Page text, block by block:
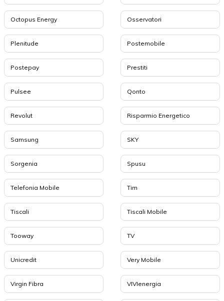
Octopus Energy Osservatori
Plenitude Postemobile
Postepay Prestiti
Pulsee Qonto
Revolut Risparmio Energetico
Samsung SKY
Sorgenia Spusu
Telefonia Mobile Tim
Tiscali Tiscali Mobile
Tooway TV
Unicredit Very Mobile
Virgin Fibra VIVIenergia